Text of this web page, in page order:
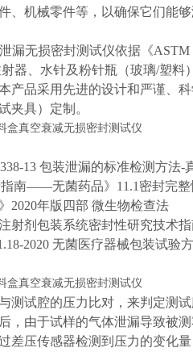
、机械零件等，以确保它们能
漏无损密封测试仪依据《
器、水针及粉针瓶（玻璃/塑
产品采用先进的设计和严谨、
夹具）定制。
13 包装泄漏的标准检测方法-
指南——无菌药品》11.1密封完整
2020年版四部 微生物检查法
射剂包装系统密封性研究技术指
2020 无菌医疗器械包装试验
测试腔的压力比对，来判定测
，由于试样的气体泄漏导致被
差压传感器检测到压力的变化